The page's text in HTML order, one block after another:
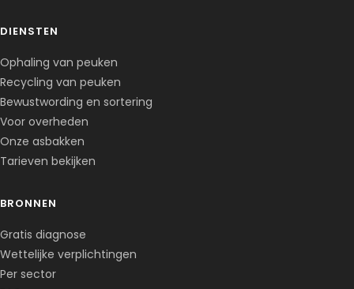
DIENSTEN
Ophaling van peuken
Recycling van peuken
Bewustwording en sortering
Voor overheden
Onze asbakken
Tarieven bekijken
BRONNEN
Gratis diagnose
Wettelijke verplichtingen
Per sector